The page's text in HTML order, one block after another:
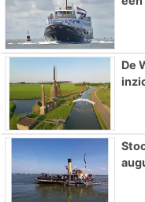
De